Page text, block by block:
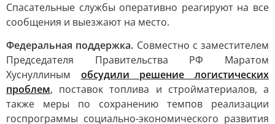
Спасательные службы оперативно реагируют на все
сообщения и выезжают на место.
Федеральная поддержка. Совместно с заместителем
Председателя Правительства РФ Маратом
Хуснуллиным обсудили решение логистических
проблем, поставок топлива и стройматериалов, а
также меры по сохранению темпов реализации
госпрограммы социально-экономического развития